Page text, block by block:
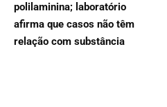
polilaminina; laboratório
afirma que casos não têm
relação com substância